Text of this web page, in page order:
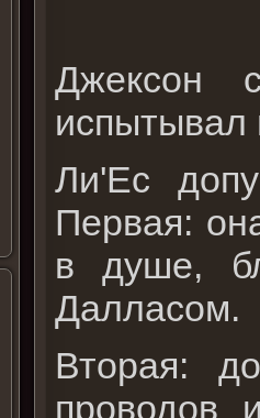
Джексон
испытывал
Ли'Ес
Первая:
в душе,
Далласом.
Вторая:
проводов